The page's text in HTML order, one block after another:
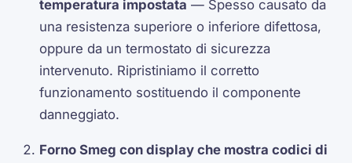
temperatura impostata — Spesso causato da
una resistenza superiore o inferiore difettosa,
oppure da un termostato di sicurezza
intervenuto. Ripristiniamo il corretto
funzionamento sostituendo il componente
danneggiato.
Forno Smeg con display che mostra codici di